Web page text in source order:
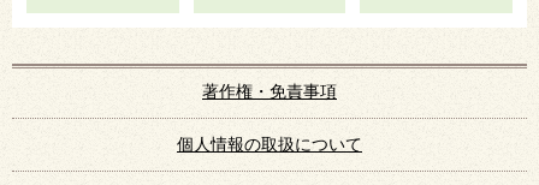
著作権・免責事項
個人情報の取扱について